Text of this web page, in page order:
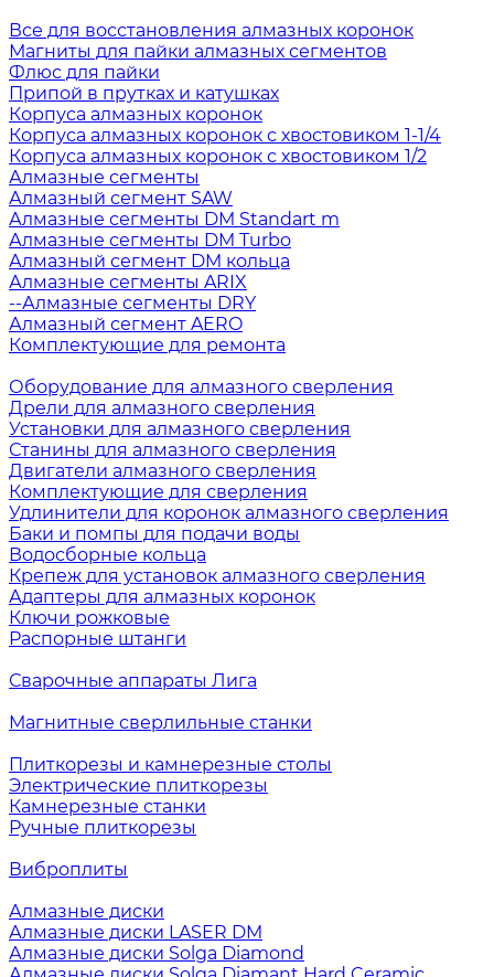
Все для восстановления алмазных коронок
Магниты для пайки алмазных сегментов
Флюс для пайки
Припой в прутках и катушках
Корпуса алмазных коронок
Корпуса алмазных коронок с хвостовиком 1-1/4
Корпуса алмазных коронок с хвостовиком 1/2
Алмазные сегменты
Алмазный сегмент SAW
Алмазные сегменты DM Standart m
Алмазные сегменты DM Turbo
Алмазный сегмент DM кольца
Алмазные сегменты ARIX
--Алмазные сегменты DRY
Алмазный сегмент AERO
Комплектующие для ремонта
Оборудование для алмазного сверления
Дрели для алмазного сверления
Установки для алмазного сверления
Станины для алмазного сверления
Двигатели алмазного сверления
Комплектующие для сверления
Удлинители для коронок алмазного сверления
Баки и помпы для подачи воды
Водосборные кольца
Крепеж для установок алмазного сверления
Адаптеры для алмазных коронок
Ключи рожковые
Распорные штанги
Сварочные аппараты Лига
Магнитные сверлильные станки
Плиткорезы и камнерезные столы
Электрические плиткорезы
Камнерезные станки
Ручные плиткорезы
Виброплиты
Алмазные диски
Алмазные диски LASER DM
Алмазные диски Solga Diamond